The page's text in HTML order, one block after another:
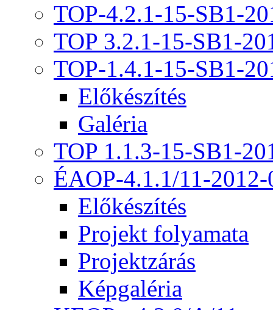
TOP-4.2.1-15-SB1-
TOP 3.2.1-15-SB1-
TOP-1.4.1-15-SB1-
Előkészítés
Galéria
TOP 1.1.3-15-SB1-
ÉAOP-4.1.1/11-2012-
Előkészítés
Projekt folyamata
Projektzárás
Képgaléria